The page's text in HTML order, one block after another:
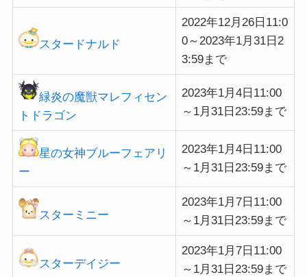
スタードナルド
2022年12月26日11:0
0～2023年1月31日2
3:59まで
緑炎の魔獣マレフィセン
トドラゴン
2023年1月4日11:00
～1月31日23:59まで
星の女神ブルーフェアリ
ー
2023年1月4日11:00
～1月31日23:59まで
スターミニー
2023年1月7日11:00
～1月31日23:59まで
スターデイジー
2023年1月7日11:00
～1月31日23:59まで